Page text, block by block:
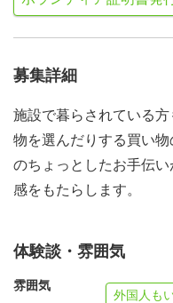
募集詳細
施設で暮らされている
物を選んだりする買い
のちょっとしたお手伝
感をもたらします。
体験談・雰囲気
雰囲気
外国人も